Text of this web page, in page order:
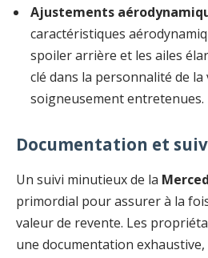
Ajustements
caractéristiques
spoiler arrière et les ailes
clé dans la personnalité de
soigneusement entretenues.
Documentation et
Un suivi minutieux de la
primordial pour assurer à la
valeur de revente. Les
une documentation exhaustive,